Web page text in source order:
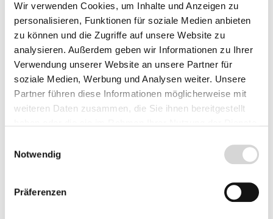
Wir verwenden Cookies, um Inhalte und Anzeigen zu
personalisieren, Funktionen für soziale Medien anbieten
zu können und die Zugriffe auf unsere Website zu
analysieren. Außerdem geben wir Informationen zu Ihrer
Verwendung unserer Website an unsere Partner für
soziale Medien, Werbung und Analysen weiter. Unsere
Partner führen diese Informationen möglicherweise mit
weiteren Daten zusammen, die Sie ihnen bereitgestellt
Notwendig
Präferenzen
Fragen zum Artikel
Beschreibung